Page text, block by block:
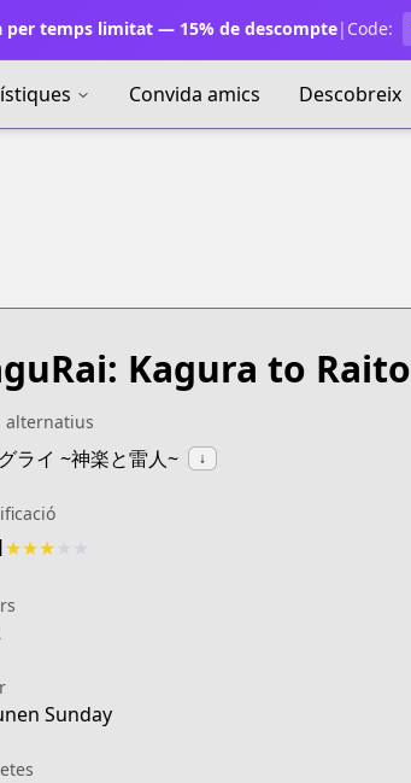
per temps limitat — 15% de descompte| Code:
Convida amics Descobreix
Kagura to Raito
alternatius
ライ ~神楽と雷人~ ↓
★★★
Sunday